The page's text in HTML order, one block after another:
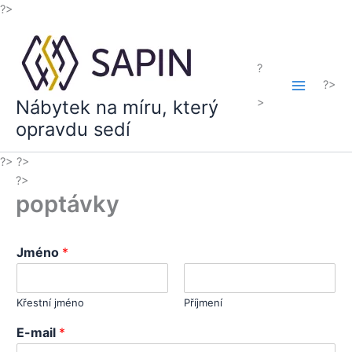
?>
obsah
Nábytek na míru, který
opravdu sedí
?
>
?>
?> ?>
?>
poptávky
Jméno *
Křestní jméno Příjmení
J
m
E-mail *